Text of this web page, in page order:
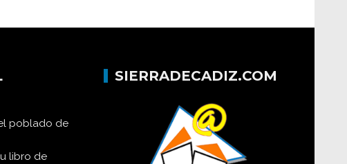
poblado de
libro de
SIERRADECADIZ.COM